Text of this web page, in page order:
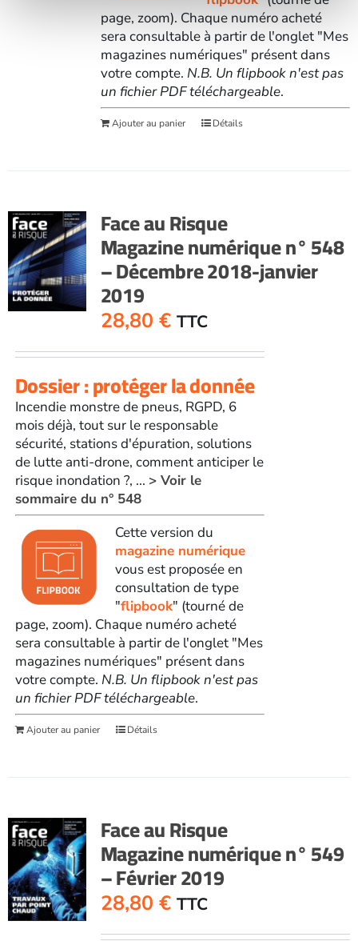
page, zoom). Chaque numéro acheté
sera consultable à partir de l'onglet "Mes
magazines numériques" présent dans
votre compte. N.B. Un flipbook n'est pas
un fichier PDF téléchargeable.
Ajouter au panier Détails
Face au Risque
Magazine numérique n° 548
– Décembre 2018-janvier
2019
28,80 € TTC
Dossier : protéger la donnée
Incendie monstre de pneus, RGPD, 6
mois déjà, tout sur le responsable
sécurité, stations d'épuration, solutions
de lutte anti-drone, comment anticiper le
risque inondation ?, ... > Voir le
sommaire du n° 548
Cette version du
magazine numérique
vous est proposée en
consultation de type
"flipbook" (tourné de
page, zoom). Chaque numéro acheté
sera consultable à partir de l'onglet "Mes
magazines numériques" présent dans
votre compte. N.B. Un flipbook n'est pas
un fichier PDF téléchargeable.
Ajouter au panier Détails
Face au Risque
Magazine numérique n° 549
– Février 2019
28,80 € TTC